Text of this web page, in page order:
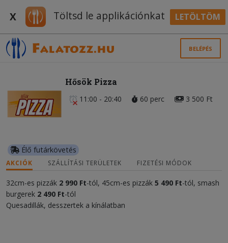
X Töltsd le applikációnkat LETÖLTÖM
BELÉPÉS
Hősök Pizza
11:00 - 20:40 60 perc 3 500 Ft
Élő futárkövetés
AKCIÓK SZÁLLÍTÁSI TERÜLETEK FIZETÉSI MÓDOK
32cm-es pizzák 2 990 Ft-tól, 45cm-es pizzák 5 490 Ft-tól, smash
burgerek 2 490 Ft-tól
Quesadillák, desszertek a kínálatban